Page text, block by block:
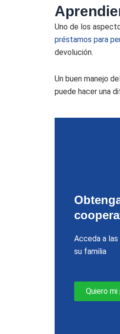
Uno de los
préstamos para
devolución.
Un buen manejo
puede hacer una
Acceda a
su familia
Quiero